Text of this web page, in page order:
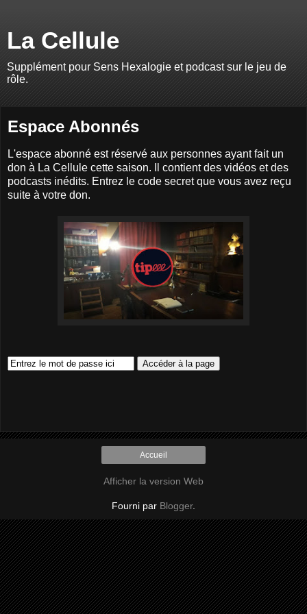
La Cellule
Supplément pour Sens Hexalogie et podcast sur le jeu de
rôle.
Espace Abonnés
L'espace abonné est réservé aux personnes ayant fait un
don à La Cellule cette saison. Il contient des vidéos et des
podcasts inédits. Entrez le code secret que vous avez reçu
suite à votre don.
Accueil
Afficher la version Web
Fourni par Blogger.